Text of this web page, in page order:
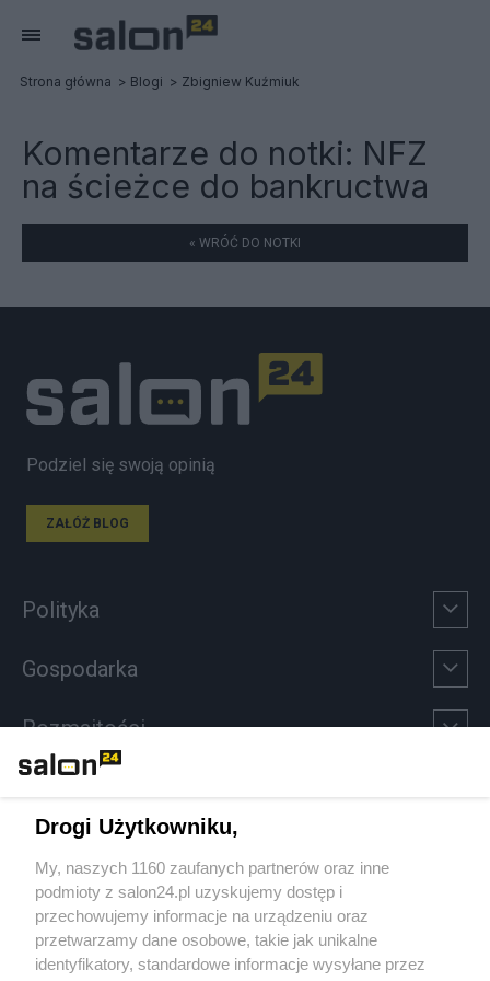
Strona główna Blogi Zbigniew Kuźmiuk
Komentarze do notki: NFZ
na ścieżce do bankructwa
« WRÓĆ DO NOTKI
Podziel się swoją opinią
ZAŁÓŻ BLOG
Polityka
Gospodarka
Rozmaitości
Sport
Społeczeństwo
Kultura
Drogi Użytkowniku,
My, naszych 1160 zaufanych partnerów oraz inne
podmioty z salon24.pl uzyskujemy dostęp i
przechowujemy informacje na urządzeniu oraz
przetwarzamy dane osobowe, takie jak unikalne
identyfikatory, standardowe informacje wysyłane przez